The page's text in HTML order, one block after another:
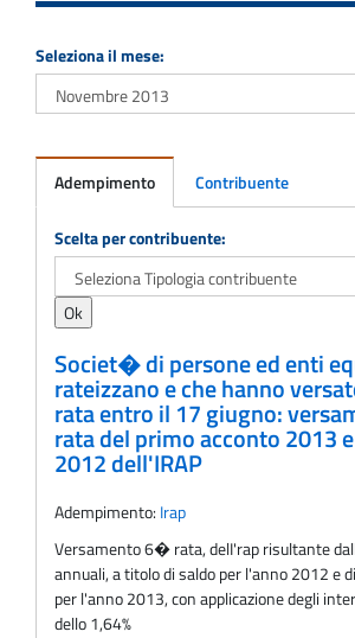
Seleziona il mese:
Adempimento Contribuente
Adempimento
Scelta per contribuente:
Societ� di persone ed enti
rateizzano e che hanno
rata entro il 17 giugno:
rata del primo acconto 2013
2012 dell'IRAP
Adempimento: Irap
Versamento 6� rata, delI'rap risultante
annuali, a titolo di saldo per l'anno 2012 e
per l'anno 2013, con applicazione degli
dello 1,64%